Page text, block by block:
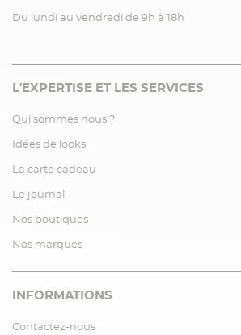
Du lundi au vendredi de 9h à 18h
L'EXPERTISE ET LES SERVICES
Qui sommes nous ?
Idées de looks
La carte cadeau
Le journal
Nos boutiques
Nos marques
INFORMATIONS
Contactez-nous